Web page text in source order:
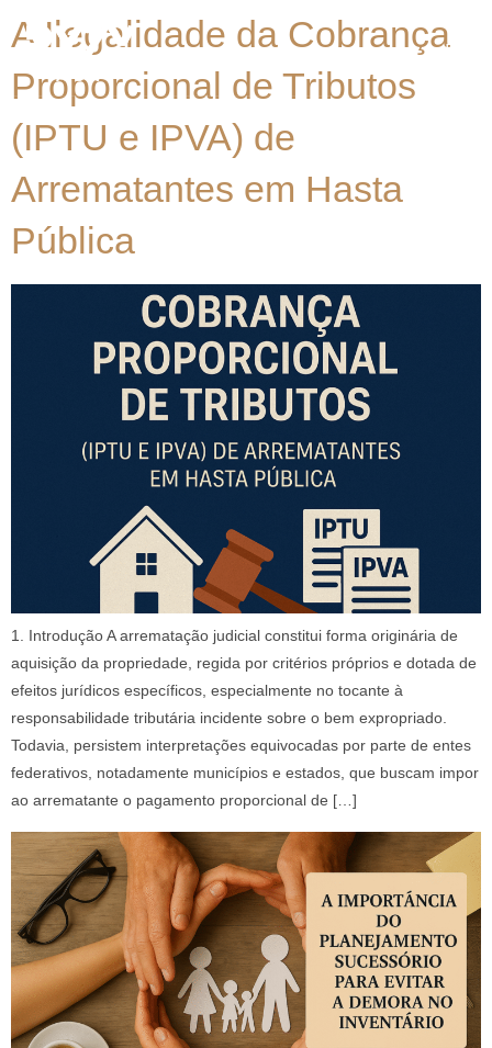
A Ilegalidade da Cobrança
Proporcional de Tributos
(IPTU e IPVA) de
Arrematantes em Hasta
Pública
1. Introdução A arrematação judicial constitui forma originária de
aquisição da propriedade, regida por critérios próprios e dotada de
efeitos jurídicos específicos, especialmente no tocante à
responsabilidade tributária incidente sobre o bem expropriado.
Todavia, persistem interpretações equivocadas por parte de entes
federativos, notadamente municípios e estados, que buscam impor
ao arrematante o pagamento proporcional de […]